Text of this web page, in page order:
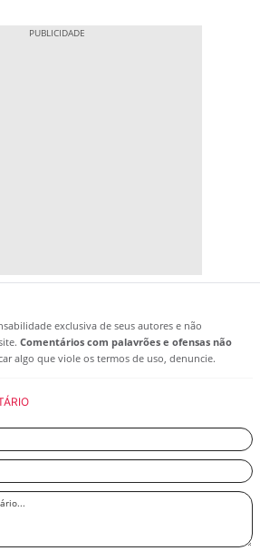
exclusiva de seus autores e não
Comentários com palavrões e ofensas não
algo que viole os termos de uso, denuncie.